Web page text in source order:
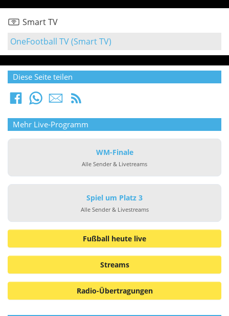
Smart TV
OneFootball TV (Smart TV)
Diese Seite teilen
Mehr Live-Programm
WM-Finale
Alle Sender & Livetreams
Spiel um Platz 3
Alle Sender & Livestreams
Fußball heute live
Streams
Radio-Übertragungen